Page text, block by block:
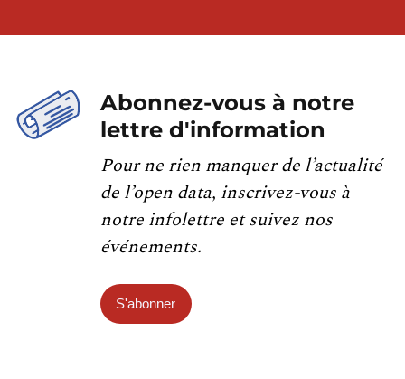
Abonnez-vous à notre
lettre d'information
Pour ne rien manquer de l’actualité
de l’open data, inscrivez-vous à
notre infolettre et suivez nos
événements.
S'abonner